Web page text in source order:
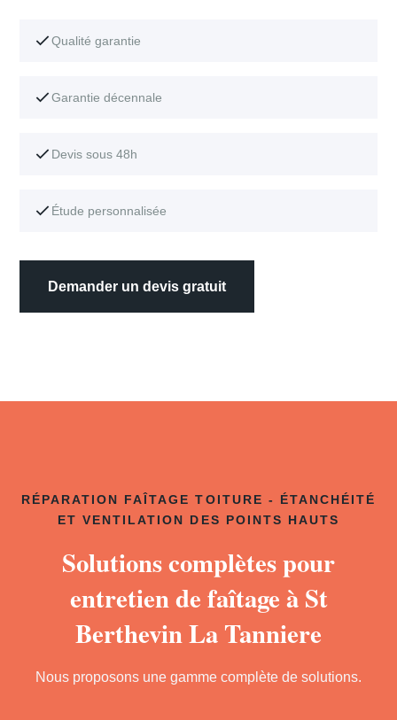
Qualité garantie
Garantie décennale
Devis sous 48h
Étude personnalisée
Demander un devis gratuit
RÉPARATION FAÎTAGE TOITURE - ÉTANCHÉITÉ
ET VENTILATION DES POINTS HAUTS
Solutions complètes pour
entretien de faîtage à St
Berthevin La Tanniere
Nous proposons une gamme complète de solutions.